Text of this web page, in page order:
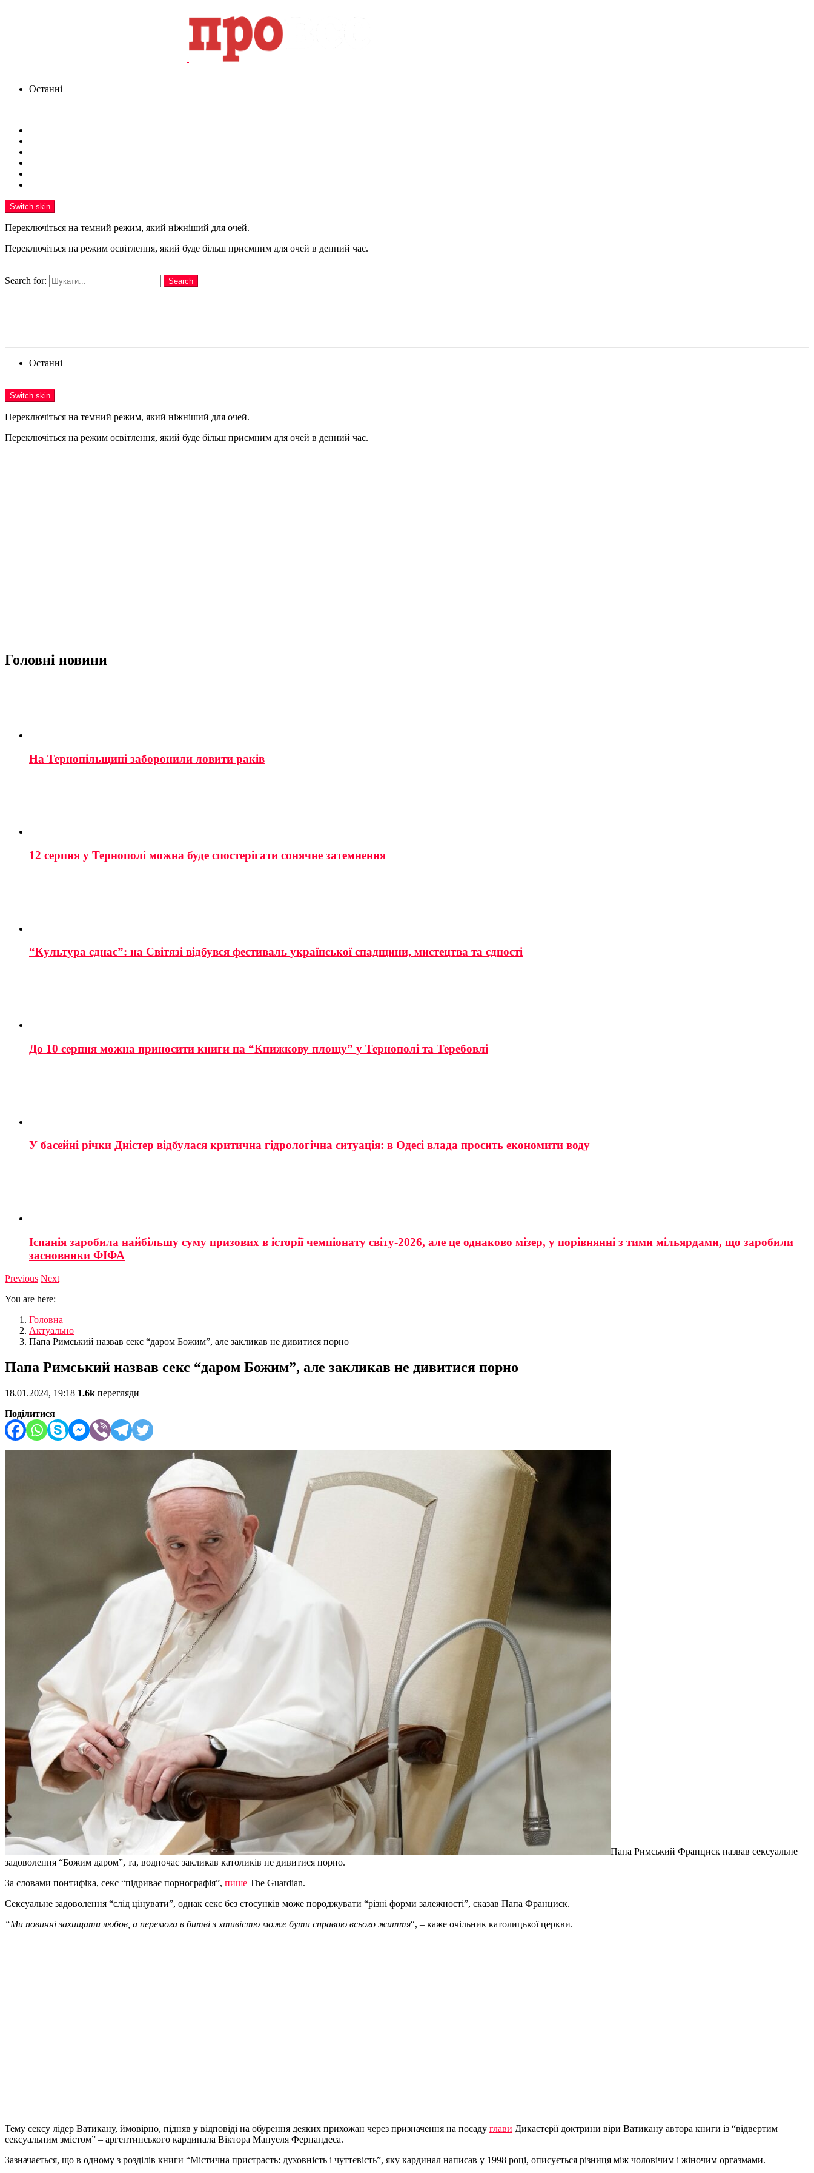
Останні
Switch skin
Переключіться на темний режим, який ніжніший для очей.
Переключіться на режим освітлення, який буде більш приємним для очей в денний час.
Search for:
Search
Останні
Switch skin
Переключіться на темний режим, який ніжніший для очей.
Переключіться на режим освітлення, який буде більш приємним для очей в денний час.
Головні новини
На Тернопільщині заборонили ловити раків
12 серпня у Тернополі можна буде спостерігати сонячне затемнення
“Культура єднає”: на Світязі відбувся фестиваль української спадщини, мистецтва та єдності
До 10 серпня можна приносити книги на “Книжкову площу” у Тернополі та Теребовлі
У басейні річки Дністер відбулася критична гідрологічна ситуація: в Одесі влада просить економити воду
Іспанія заробила найбільшу суму призових в історії чемпіонату світу-2026, але це однаково мізер, у порівнянні з тими мільярдами, що заробили
засновники ФІФА
Previous Next
You are here:
Головна
Актуально
Папа Римський назвав секс “даром Божим”, але закликав не дивитися порно
Папа Римський назвав секс “даром Божим”, але закликав не дивитися порно
18.01.2024, 19:18 1.6k перегляди
Поділитися
Папа Римський Франциск назвав сексуальне
задоволення “Божим даром”, та, водночас закликав католиків не дивитися порно.
За словами понтифіка, секс “підриває порнографія”, пише The Guardian.
Сексуальне задоволення “слід цінувати”, однак секс без стосунків може породжувати “різні форми залежності”, сказав Папа Франциск.
“Ми повинні захищати любов, а перемога в битві з хтивістю може бути справою всього життя“, – каже очільник католицької церкви.
Тему сексу лідер Ватикану, ймовірно, підняв у відповіді на обурення деяких прихожан через призначення на посаду глави Дикастерії доктрини віри Ватикану автора книги із “відвертим
сексуальним змістом” – аргентинського кардинала Віктора Мануеля Фернандеса.
Зазначається, що в одному з розділів книги “Містична пристрасть: духовність і чуттєвість”, яку кардинал написав у 1998 році, описується різниця між чоловічим і жіночим оргазмами.